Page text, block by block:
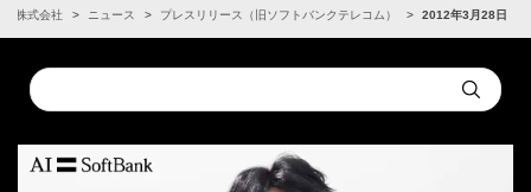
ク株式会社 ニュース プレスリリース（旧ソフトバンクテレコム） 2012年3月28日
Conduct
a
Submit